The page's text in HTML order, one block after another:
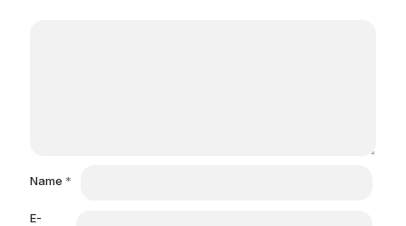
Name *
E-